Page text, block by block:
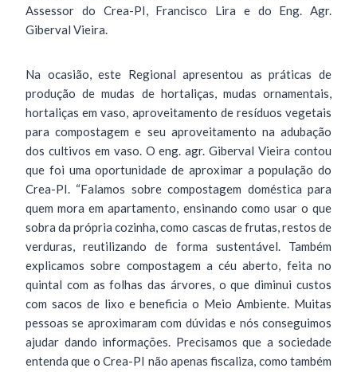
Assessor do Crea-PI, Francisco Lira e do Eng. Agr.
Giberval Vieira.
Na ocasião, este Regional apresentou as práticas de
produção de mudas de hortaliças, mudas ornamentais,
hortaliças em vaso, aproveitamento de resíduos vegetais
para compostagem e seu aproveitamento na adubação
dos cultivos em vaso. O eng. agr. Giberval Vieira contou
que foi uma oportunidade de aproximar a população do
Crea-PI. “Falamos sobre compostagem doméstica para
quem mora em apartamento, ensinando como usar o que
sobra da própria cozinha, como cascas de frutas, restos de
verduras, reutilizando de forma sustentável. Também
explicamos sobre compostagem a céu aberto, feita no
quintal com as folhas das árvores, o que diminui custos
com sacos de lixo e beneficia o Meio Ambiente. Muitas
pessoas se aproximaram com dúvidas e nós conseguimos
ajudar dando informações. Precisamos que a sociedade
entenda que o Crea-PI não apenas fiscaliza, como também